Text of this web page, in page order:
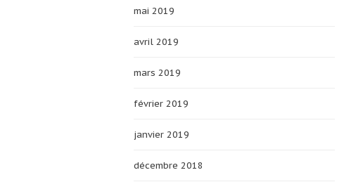
mai 2019
avril 2019
mars 2019
février 2019
janvier 2019
décembre 2018